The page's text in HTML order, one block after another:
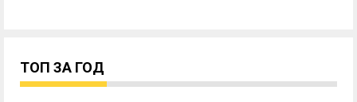
ТОП ЗА ГОД